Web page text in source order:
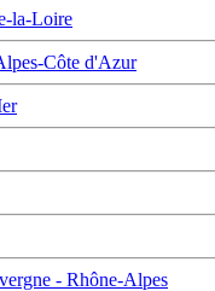
la-Loire
Côte d'Azur
- Rhône-Alpes